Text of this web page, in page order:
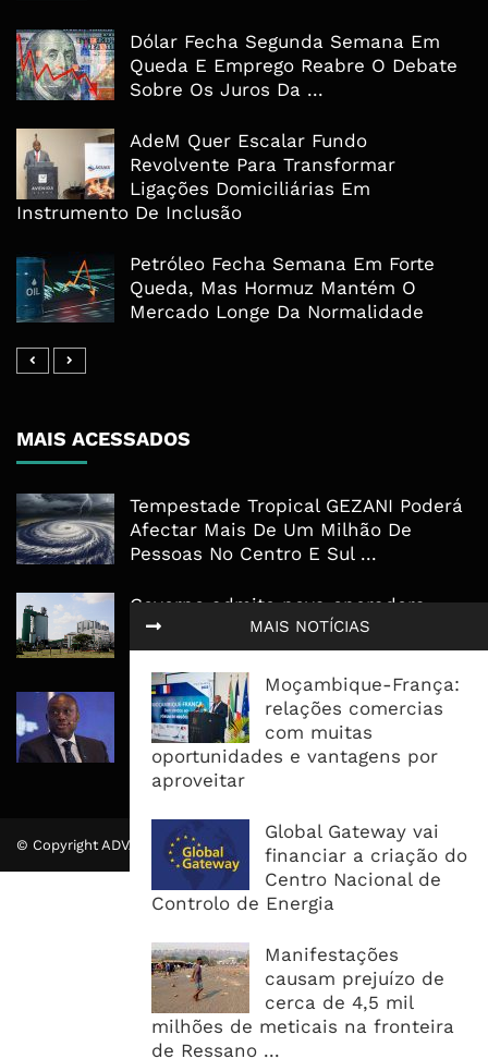
MAIS NOTÍCIAS
Moçambique-França:
relações comercias
com muitas
oportunidades e vantagens por
aproveitar
Global Gateway vai
financiar a criação do
Centro Nacional de
Controlo de Energia
Manifestações
causam prejuízo de
cerca de 4,5 mil
milhões de meticais na fronteira
de Ressano ...
Dólar Fecha Segunda Semana Em
Queda E Emprego Reabre O Debate
Sobre Os Juros Da ...
AdeM Quer Escalar Fundo
Revolvente Para Transformar
Ligações Domiciliárias Em
Instrumento De Inclusão
Petróleo Fecha Semana Em Forte
Queda, Mas Hormuz Mantém O
Mercado Longe Da Normalidade
MAIS ACESSADOS
Tempestade Tropical GEZANI Poderá
Afectar Mais De Um Milhão De
Pessoas No Centro E Sul ...
Governo admite nova operadora
para a Mozal após suspensão das
operações
CEO do Standard Bank pede ao
Governo que “saia do caminho” e
facilite os negócios
© Copyright ADVALUE. Todos Direitos Reservados.